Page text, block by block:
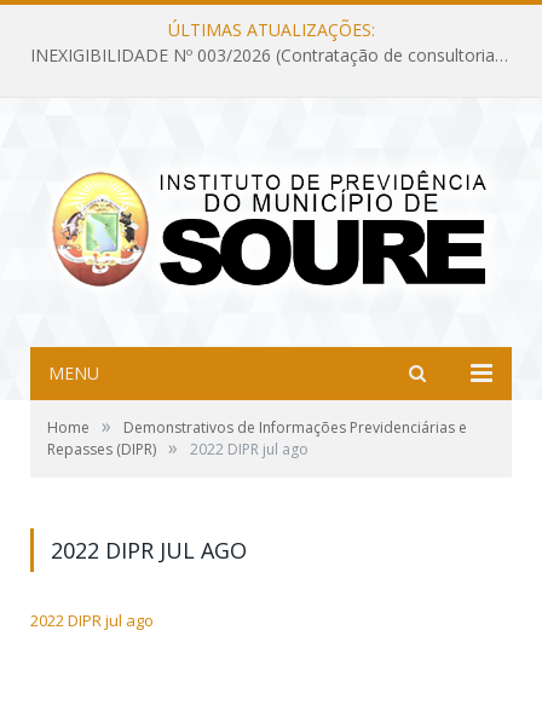
ÚLTIMAS ATUALIZAÇÕES:
INEXIGIBILIDADE Nº 003/2026 (Contratação de consultoria previdenciária com finalidade de obtenção do CRP, confecção dos demonstrativos previdenciários DAIR, DIPR e DPIN, preparar e alimentar o CADPREV, em atendimento às demandas do Instituto de Previdência dos Servidores do Município de Soure – IPSMS, por um período de 10 (dez) meses)
MENU
Home »
Demonstrativos de Informações Previdenciárias e
Repasses (DIPR) » 2022 DIPR jul ago
2022 DIPR JUL AGO
2022 DIPR jul ago